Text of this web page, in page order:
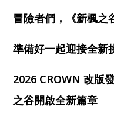
冒險者們，《新楓之
準備好一起迎接全新
2026 CROWN 改版
之谷開啟全新篇章